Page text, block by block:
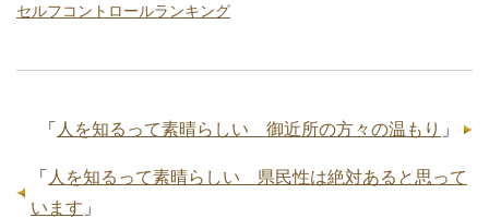
セルフコントロールランキング
「 人を知るって素晴らしい 御近所の方々の温もり 」
「 人を知るって素晴らしい 県民性は絶対あると思って
います 」